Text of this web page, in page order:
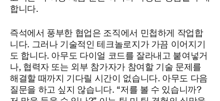
합니다.
즉석에서 풍부한 협업은 조직에서 민첩하게 작업합
니다. 그러나 기술적인 테크놀로지가 가끔 이어지기
도 합니다. 아무도 다이얼 코드를 잘라내고 붙여넣거
나, 협력자 또는 외부 참가자가 참여할 기술 문제를
해결할 때까지 기다릴 시간이 없습니다. 아무도 다음
질문을 하고 싶지 않습니다. “저를 볼 수 있습니까?